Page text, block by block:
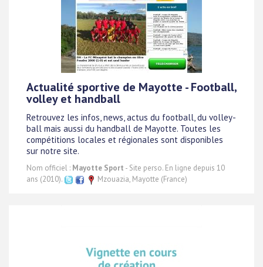
Actualité sportive de Mayotte - Football,
volley et handball
Retrouvez les infos, news, actus du football, du volley-
ball mais aussi du handball de Mayotte. Toutes les
compétitions locales et régionales sont disponibles
sur notre site.
Nom officiel : Mayotte Sport - Site perso. En ligne depuis 10
ans (2010).
Mzouazia, Mayotte (France)